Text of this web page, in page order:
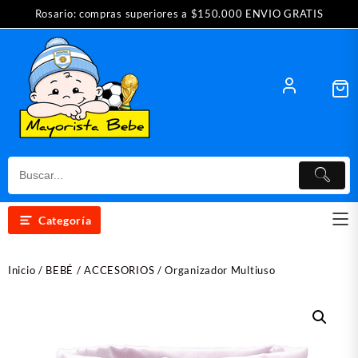
contenido
Rosario: compras superiores a $150.000 ENVIO GRATIS
Categoría
Inicio / BEBÉ /ACCESORIOS / Organizador Multiuso